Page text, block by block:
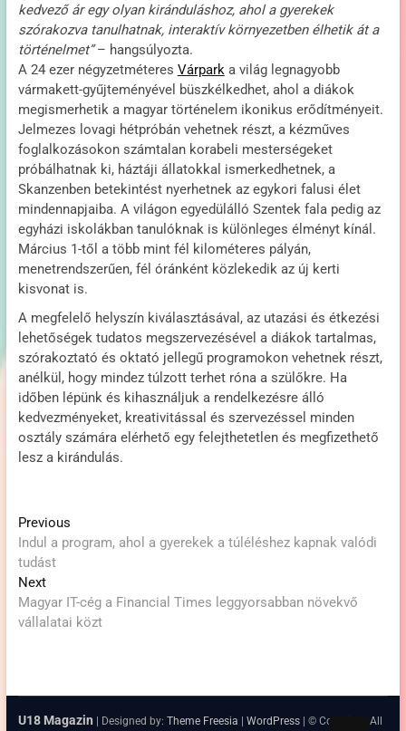
kedvező ár egy olyan kiránduláshoz, ahol a gyerekek
szórakozva tanulhatnak, interaktív környezetben élhetik át a
történelmet”– hangsúlyozta.
A 24 ezer négyzetméteres Várparka világ legnagyobb
vármakett-gyűjteményével büszkélkedhet, ahol a diákok
megismerhetik a magyar történelem ikonikus erődítményeit.
Jelmezes lovagi hétpróbán vehetnek részt, a kézműves
foglalkozásokon számtalan korabeli mesterségeket
próbálhatnak ki, háztáji állatokkal ismerkedhetnek, a
Skanzenben betekintést nyerhetnek az egykori falusi élet
mindennapjaiba. A világon egyedülálló Szentek fala pedig az
egyházi iskolákban tanulóknak is különleges élményt kínál.
Március 1-től a több mint fél kilométeres pályán,
menetrendszerűen, fél óránként közlekedik az új kerti
kisvonat is.
A megfelelő helyszín kiválasztásával, az utazási és étkezési
lehetőségek tudatos megszervezésével a diákok tartalmas,
szórakoztató és oktató jellegű programokon vehetnek részt,
anélkül, hogy mindez túlzott terhet róna a szülőkre. Ha
időben lépünk és kihasználjuk a rendelkezésre álló
kedvezményeket, kreativitással és szervezéssel minden
osztály számára elérhető egy felejthetetlen és megfizethető
lesz a kirándulás.
Post
navigation
PreviousPrevious
post:
Indul a program, ahol a gyerekek a túléléshez kapnak valódi
tudást
NextNext
post:
Magyar IT-cég a Financial Times leggyorsabban növekvő
vállalatai közt
U18 Magazin | Designed by: Theme Freesia WordPress| © Copyright All